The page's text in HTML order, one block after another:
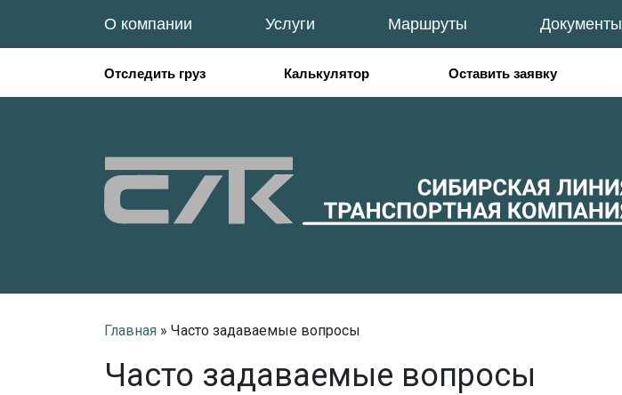
О компании Услуги Маршруты Документы
Отследить груз Калькулятор Оставить заявку
Главная » Часто задаваемые вопросы
Часто задаваемые вопросы